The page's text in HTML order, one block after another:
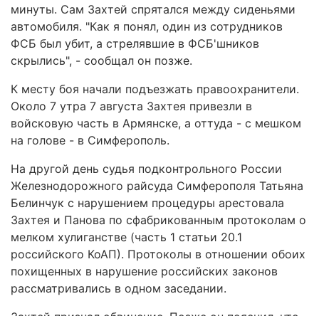
минуты. Сам Захтей спрятался между сиденьями
автомобиля. "Как я понял, один из сотрудников
ФСБ был убит, а стрелявшие в ФСБ'шников
скрылись", - сообщал он позже.
К месту боя начали подъезжать правоохранители.
Около 7 утра 7 августа Захтея привезли в
войсковую часть в Армянске, а оттуда - с мешком
на голове - в Симферополь.
На другой день судья подконтрольного России
Железнодорожного райсуда Симферополя Татьяна
Белинчук с нарушением процедуры арестовала
Захтея и Панова по сфабрикованным протоколам о
мелком хулиганстве (часть 1 статьи 20.1
российского КоАП). Протоколы в отношении обоих
похищенных в нарушение российских законов
рассматривались в одном заседании.